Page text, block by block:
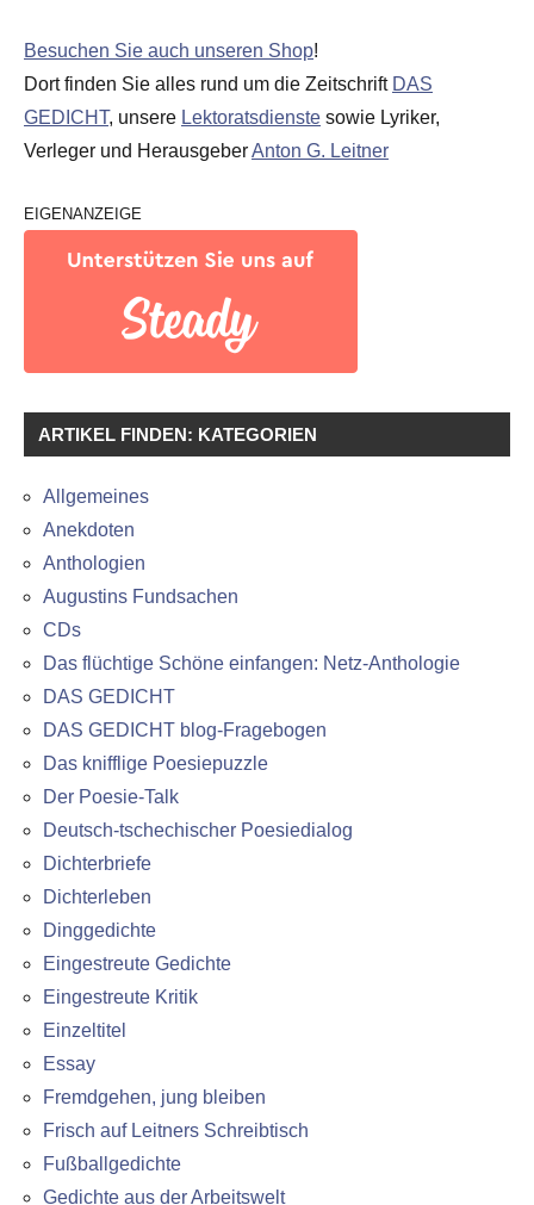
Besuchen Sie auch unseren Shop!
Dort finden Sie alles rund um die Zeitschrift DAS
GEDICHT, unsere Lektoratsdienste sowie Lyriker,
Verleger und HerausgeberAnton G. Leitner
EIGENANZEIGE
ARTIKEL FINDEN: KATEGORIEN
Allgemeines
Anekdoten
Anthologien
Augustins Fundsachen
CDs
Das flüchtige Schöne einfangen: Netz-Anthologie
DAS GEDICHT
DAS GEDICHT blog-Fragebogen
Das knifflige Poesiepuzzle
Der Poesie-Talk
Deutsch-tschechischer Poesiedialog
Dichterbriefe
Dichterleben
Dinggedichte
Eingestreute Gedichte
Eingestreute Kritik
Einzeltitel
Essay
Fremdgehen, jung bleiben
Frisch auf Leitners Schreibtisch
Fußballgedichte
Gedichte aus der Arbeitswelt